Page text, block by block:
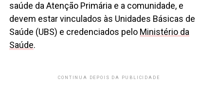
saúde da Atenção Primária e a comunidade, e
devem estar vinculados às Unidades Básicas de
Saúde (UBS) e credenciados pelo Ministério da
Saúde.
CONTINUA DEPOIS DA PUBLICIDADE